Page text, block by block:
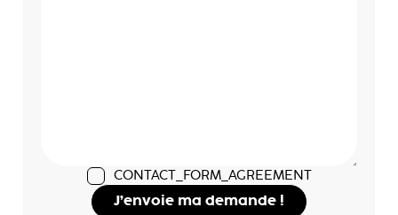
CONTACT_FORM_AGREEMENT
J’envoie ma demande !